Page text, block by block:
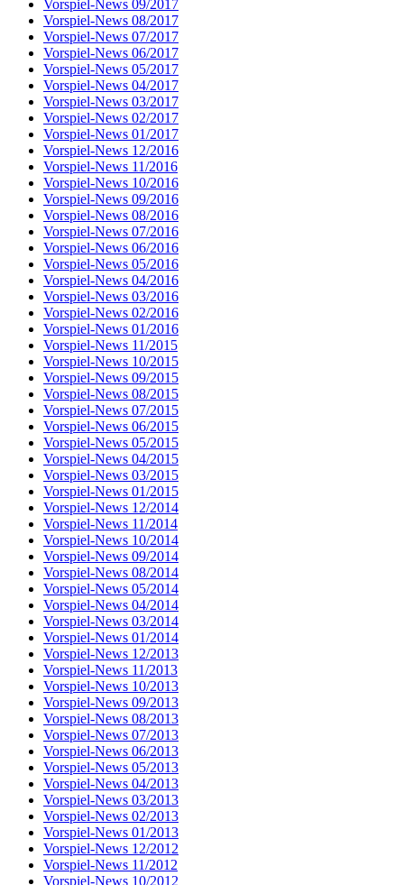
Vorspiel-News 09/2017
Vorspiel-News 08/2017
Vorspiel-News 07/2017
Vorspiel-News 06/2017
Vorspiel-News 05/2017
Vorspiel-News 04/2017
Vorspiel-News 03/2017
Vorspiel-News 02/2017
Vorspiel-News 01/2017
Vorspiel-News 12/2016
Vorspiel-News 11/2016
Vorspiel-News 10/2016
Vorspiel-News 09/2016
Vorspiel-News 08/2016
Vorspiel-News 07/2016
Vorspiel-News 06/2016
Vorspiel-News 05/2016
Vorspiel-News 04/2016
Vorspiel-News 03/2016
Vorspiel-News 02/2016
Vorspiel-News 01/2016
Vorspiel-News 11/2015
Vorspiel-News 10/2015
Vorspiel-News 09/2015
Vorspiel-News 08/2015
Vorspiel-News 07/2015
Vorspiel-News 06/2015
Vorspiel-News 05/2015
Vorspiel-News 04/2015
Vorspiel-News 03/2015
Vorspiel-News 01/2015
Vorspiel-News 12/2014
Vorspiel-News 11/2014
Vorspiel-News 10/2014
Vorspiel-News 09/2014
Vorspiel-News 08/2014
Vorspiel-News 05/2014
Vorspiel-News 04/2014
Vorspiel-News 03/2014
Vorspiel-News 01/2014
Vorspiel-News 12/2013
Vorspiel-News 11/2013
Vorspiel-News 10/2013
Vorspiel-News 09/2013
Vorspiel-News 08/2013
Vorspiel-News 07/2013
Vorspiel-News 06/2013
Vorspiel-News 05/2013
Vorspiel-News 04/2013
Vorspiel-News 03/2013
Vorspiel-News 02/2013
Vorspiel-News 01/2013
Vorspiel-News 12/2012
Vorspiel-News 11/2012
Vorspiel-News 10/2012